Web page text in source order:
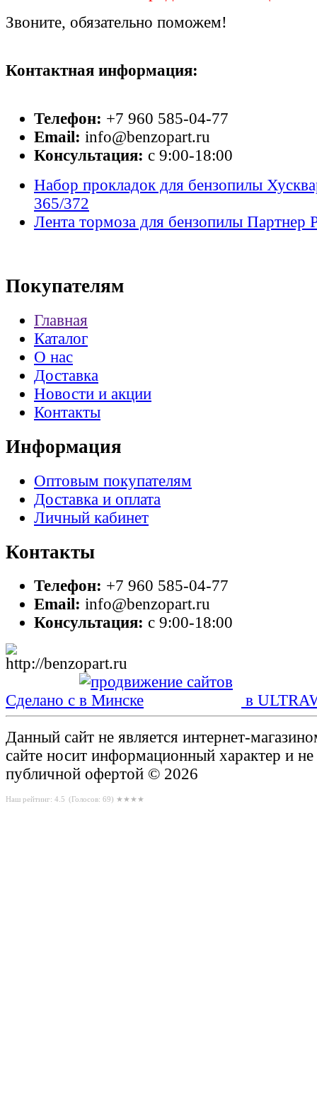
Звоните, обязательно поможем!
Контактная информация:
Телефон: +7 960 585-04-77
Email: info@benzopart.ru
Консультация: с 9:00-18:00
Набор прокладок для бензопилы
365/372
Лента тормоза для бензопилы Партнер
Покупателям
Главная
Каталог
О нас
Доставка
Новости и акции
Контакты
Информация
Оптовым покупателям
Доставка и оплата
Личный кабинет
Контакты
Телефон: +7 960 585-04-77
Email: info@benzopart.ru
Консультация: с 9:00-18:00
Сделано с в
Данный сайт не является интернет-
сайте носит информационный характер и не
публичной офертой © 2026
Наш рейтинг: 4.5 (Голосов: 69) ★★★★